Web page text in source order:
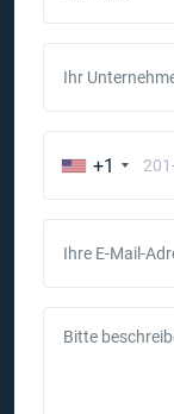
Ihr
+1
Ihre E-Mail-
Bitte